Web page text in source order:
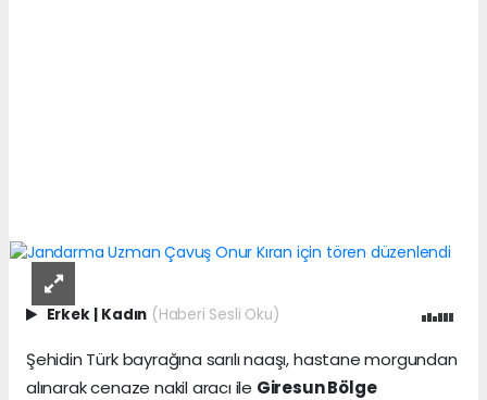
Erkek | Kadın (Haberi Sesli Oku)
Şehidin Türk bayrağına sarılı naaşı, hastane morgundan
alınarak cenaze nakil aracı ile Giresun Bölge